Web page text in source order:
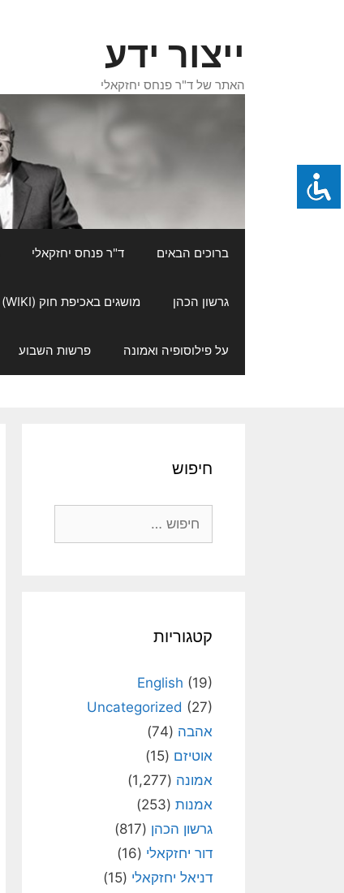
ייצור ידע
האתר של ד"ר פנחס יחזקאלי
ברוכים הבאים ד"ר פנחס יחזקאלי
גרשון הכהן מושגים באכיפת חוק (WIKI)
על פילוסופיה ואמונה פרשות השבוע
חיפוש
קטגוריות
English (19)
Uncategorized (27)
אהבה (74)
אוטיזם (15)
אמונה (1,277)
אמנות (253)
גרשון הכהן (817)
דור יחזקאלי (16)
דניאל יחזקאלי (15)